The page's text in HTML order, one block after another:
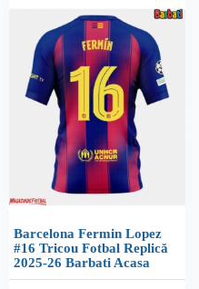
Barcelona Fermin Lopez
#16 Tricou Fotbal Replică
2025-26 Barbati Acasa